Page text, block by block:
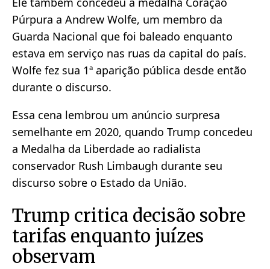
Púrpura a Andrew Wolfe, um membro da
Guarda Nacional que foi baleado enquanto
estava em serviço nas ruas da capital do país.
Wolfe fez sua 1ª aparição pública desde então
durante o discurso.
Essa cena lembrou um anúncio surpresa
semelhante em 2020, quando Trump concedeu
a Medalha da Liberdade ao radialista
conservador Rush Limbaugh durante seu
discurso sobre o Estado da União.
Trump critica decisão sobre
tarifas enquanto juízes
observam